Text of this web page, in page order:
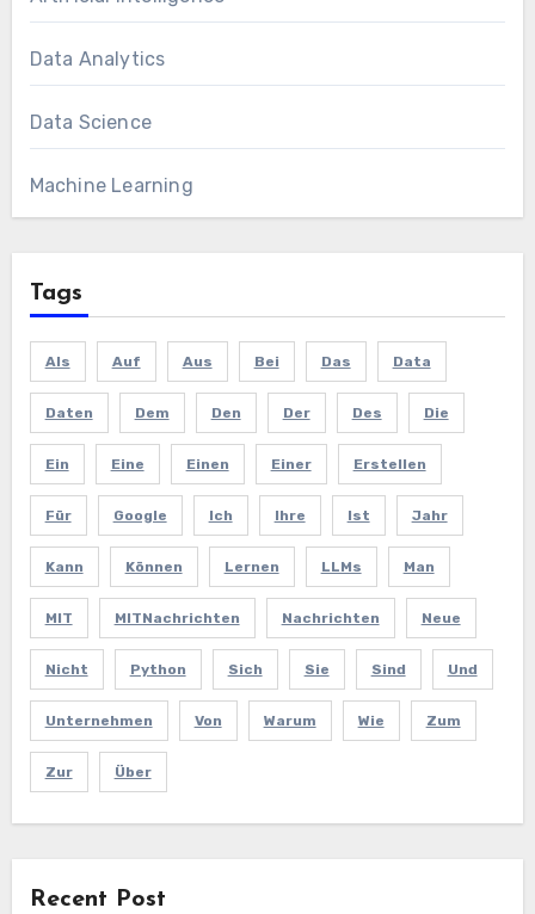
Data Analytics
Data Science
Machine Learning
Tags
Als Auf Aus Bei Das Data
Daten Dem Den Der Des Die
Ein Eine Einen Einer Erstellen
Für Google Ich Ihre Ist Jahr
Kann Können Lernen LLMs Man
MIT MITNachrichten Nachrichten Neue
Nicht Python Sich Sie Sind Und
Unternehmen Von Warum Wie Zum
Zur Über
Recent Post